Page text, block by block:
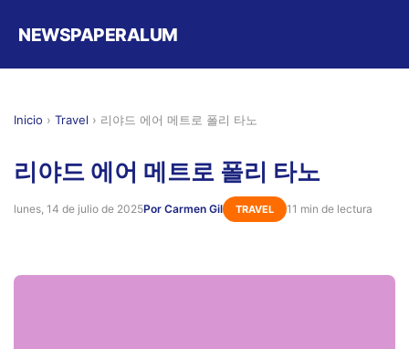
NEWSPAPERALUM
Inicio › Travel › 리야드 에어 메트로 폴리 타노
리야드 에어 메트로 폴리 타노
lunes, 14 de julio de 2025Por Carmen Gil TRAVEL 11 min de lectura